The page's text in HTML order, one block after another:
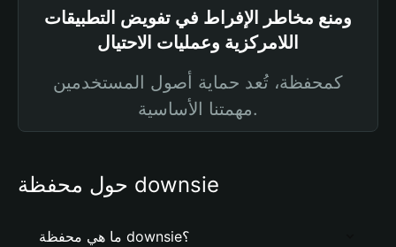
ومنع مخاطر الإفراط في تفويض التطبيقات
اللامركزية وعمليات الاحتيال
كمحفظة، تُعد حماية أصول المستخدمين
مهمتنا الأساسية.
حول محفظة downsie
ما هي محفظة downsie؟